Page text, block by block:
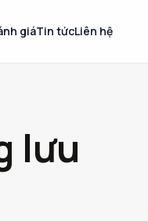
giáTin tứcLiên hệ
lưu